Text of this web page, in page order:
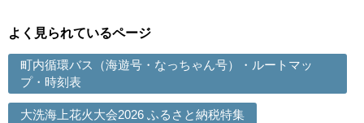
よく見られているページ
町内循環バス（海遊号・なっちゃん号）・ルートマッ
プ・時刻表
大洗海上花火大会2026 ふるさと納税特集